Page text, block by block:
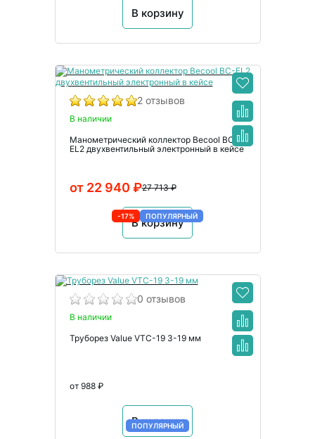
В корзину
2 отзывов
В наличии
Манометрический коллектор Becool BC-
EL2 двухвентильный электронный в кейсе
27 713 ₽
от 22 940 ₽
В корзину
-17% ПОПУЛЯРНЫЙ
0 отзывов
В наличии
Труборез Value VTC-19 3-19 мм
от 988 ₽
В корзину
ПОПУЛЯРНЫЙ